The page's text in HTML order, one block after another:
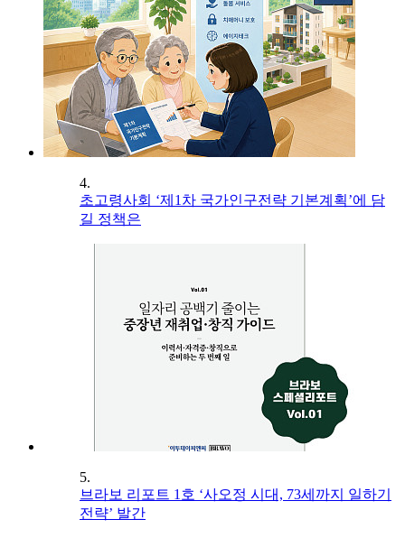
4.
초고령사회 ‘제1차 국가인구전략 기본계획’에 담
길 정책은
5.
브라보 리포트 1호 ‘사오정 시대, 73세까지 일하기
전략’ 발간